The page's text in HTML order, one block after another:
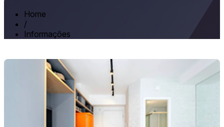
Home
/
Informações